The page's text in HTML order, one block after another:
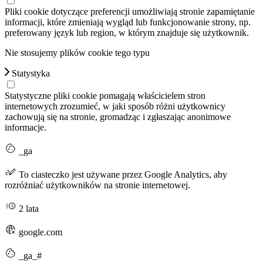
Pliki cookie dotyczące preferencji umożliwiają stronie zapamiętanie
informacji, które zmieniają wygląd lub funkcjonowanie strony, np.
preferowany język lub region, w którym znajduje się użytkownik.
Nie stosujemy plików cookie tego typu
Statystyka
Statystyczne pliki cookie pomagają właścicielem stron
internetowych zrozumieć, w jaki sposób różni użytkownicy
zachowują się na stronie, gromadząc i zgłaszając anonimowe
informacje.
_ga
To ciasteczko jest używane przez Google Analytics, aby
rozróżniać użytkowników na stronie internetowej.
2 lata
google.com
_ga_#